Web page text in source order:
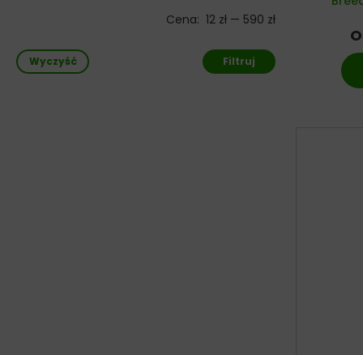
Cena: 12 zł — 590 zł
Wyczyść Filtruj